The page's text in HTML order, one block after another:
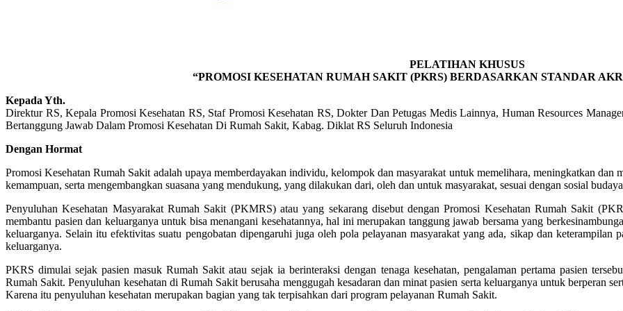
PELATIHAN KHUSUS
“PROMOSI KESEHATAN RUMAH SAKIT (PKRS) BERDASARKAN STANDAR
Kepada Yth.
Direktur RS, Kepala Promosi Kesehatan RS, Staf Promosi Kesehatan RS, Dokter Dan Petugas Medis Lainnya, Human Resources
Bertanggung Jawab Dalam Promosi Kesehatan Di Rumah Sakit, Kabag. Diklat RS Seluruh Indonesia
Dengan Hormat
Promosi Kesehatan Rumah Sakit adalah upaya memberdayakan individu, kelompok dan masyarakat untuk memelihara, meningkatkan dan
kemampuan, serta mengembangkan suasana yang mendukung, yang dilakukan dari, oleh dan untuk masyarakat, sesuai dengan sosial
Penyuluhan Kesehatan Masyarakat Rumah Sakit (PKMRS) atau yang sekarang disebut dengan Promosi Kesehatan Rumah Sakit
membantu pasien dan keluarganya untuk bisa menangani kesehatannya, hal ini merupakan tanggung jawab bersama yang
keluarganya. Selain itu efektivitas suatu pengobatan dipengaruhi juga oleh pola pelayanan masyarakat yang ada, sikap dan keterampilan
keluarganya.
PKRS dimulai sejak pasien masuk Rumah Sakit atau sejak ia berinteraksi dengan tenaga kesehatan, pengalaman pertama pasien
Rumah Sakit. Penyuluhan kesehatan di Rumah Sakit berusaha menggugah kesadaran dan minat pasien serta keluarganya untuk berperan
Karena itu penyuluhan kesehatan merupakan bagian yang tak terpisahkan dari program pelayanan Rumah Sakit.